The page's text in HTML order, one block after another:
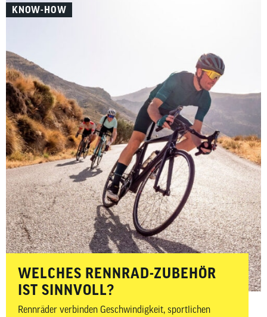
welches Gravelbike-Zubehör wirklich sinnvoll ist –
KNOW-HOW
WELCHES RENNRAD-ZUBEHÖR
IST SINNVOLL?
Rennräder verbinden Geschwindigkeit, sportlichen